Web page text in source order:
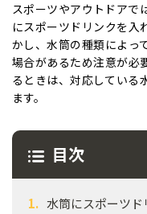
スポーツやアウトドアで
にスポーツドリンクを入
かし、水筒の種類によっ
場合があるため注意が必
るときは、対応している
ます。
目次
水筒にスポーツ